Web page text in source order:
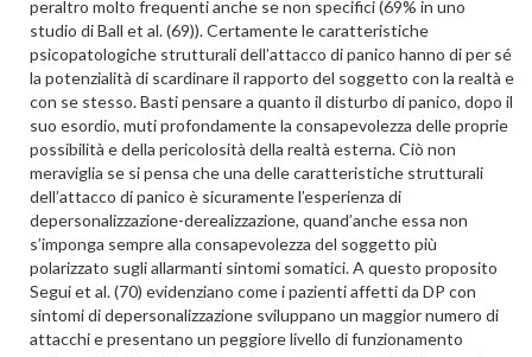
peraltro molto frequenti anche se non specifici (69% in uno
studio di Ball et al. (69)). Certamente le caratteristiche
psicopatologiche strutturali dell’attacco di panico hanno di per sé
la potenzialità di scardinare il rapporto del soggetto con la realtà e
con se stesso. Basti pensare a quanto il disturbo di panico, dopo il
suo esordio, muti profondamente la consapevolezza delle proprie
possibilità e della pericolosità della realtà esterna. Ciò non
meraviglia se si pensa che una delle caratteristiche strutturali
dell’attacco di panico è sicuramente l’esperienza di
depersonalizzazione-derealizzazione, quand’anche essa non
s’imponga sempre alla consapevolezza del soggetto più
polarizzato sugli allarmanti sintomi somatici. A questo proposito
Segui et al. (70) evidenziano come i pazienti affetti da DP con
sintomi di depersonalizzazione sviluppano un maggior numero di
attacchi e presentano un peggiore livello di funzionamento